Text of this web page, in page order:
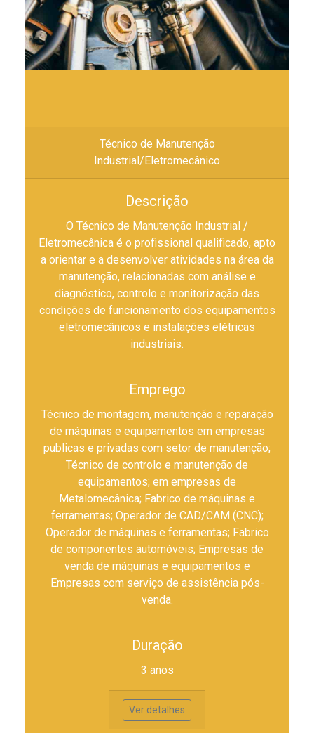
Técnico de Manutenção
Industrial/Eletromecânico
Descrição
O Técnico de Manutenção Industrial /
Eletromecânica é o profissional qualificado, apto
a orientar e a desenvolver atividades na área da
manutenção, relacionadas com análise e
diagnóstico, controlo e monitorização das
condições de funcionamento dos equipamentos
eletromecânicos e instalações elétricas
industriais.
Emprego
Técnico de montagem, manutenção e reparação
de máquinas e equipamentos em empresas
publicas e privadas com setor de manutenção;
Técnico de controlo e manutenção de
equipamentos; em empresas de
Metalomecânica; Fabrico de máquinas e
ferramentas; Operador de CAD/CAM (CNC);
Operador de máquinas e ferramentas; Fabrico
de componentes automóveis; Empresas de
venda de máquinas e equipamentos e
Empresas com serviço de assistência pós-
venda.
Duração
3 anos
Ver detalhes